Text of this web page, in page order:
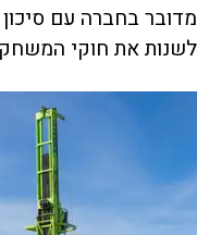
מדובר בחברה עם
לשנות את חוקי